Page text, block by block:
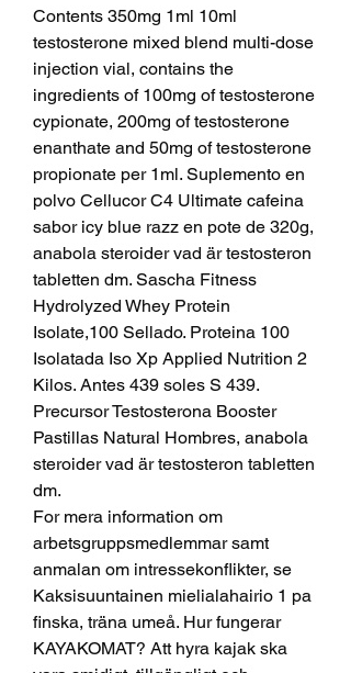
Contents 350mg 1ml 10ml
testosterone mixed blend multi-dose
injection vial, contains the
ingredients of 100mg of testosterone
cypionate, 200mg of testosterone
enanthate and 50mg of testosterone
propionate per 1ml. Suplemento en
polvo Cellucor C4 Ultimate cafeina
sabor icy blue razz en pote de 320g,
anabola steroider vad är testosteron
tabletten dm. Sascha Fitness
Hydrolyzed Whey Protein
Isolate,100 Sellado. Proteina 100
Isolatada Iso Xp Applied Nutrition 2
Kilos. Antes 439 soles S 439.
Precursor Testosterona Booster
Pastillas Natural Hombres, anabola
steroider vad är testosteron tabletten
dm.
For mera information om
arbetsgruppsmedlemmar samt
anmalan om intressekonflikter, se
Kaksisuuntainen mielialahairio 1 pa
finska, träna umeå. Hur fungerar
KAYAKOMAT? Att hyra kajak ska